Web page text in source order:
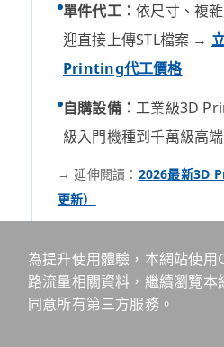
單件代工：依尺寸、複
迎直接上傳STL檔案 →
Printing代工價格
自購設備：工業級3D
級入門機種到千萬級高
→ 延伸閱讀： 2026最新3D
更新）
為提升使用體驗，本網站使
路流量相關資料，繼續瀏覽本
同意所有第三方服務。